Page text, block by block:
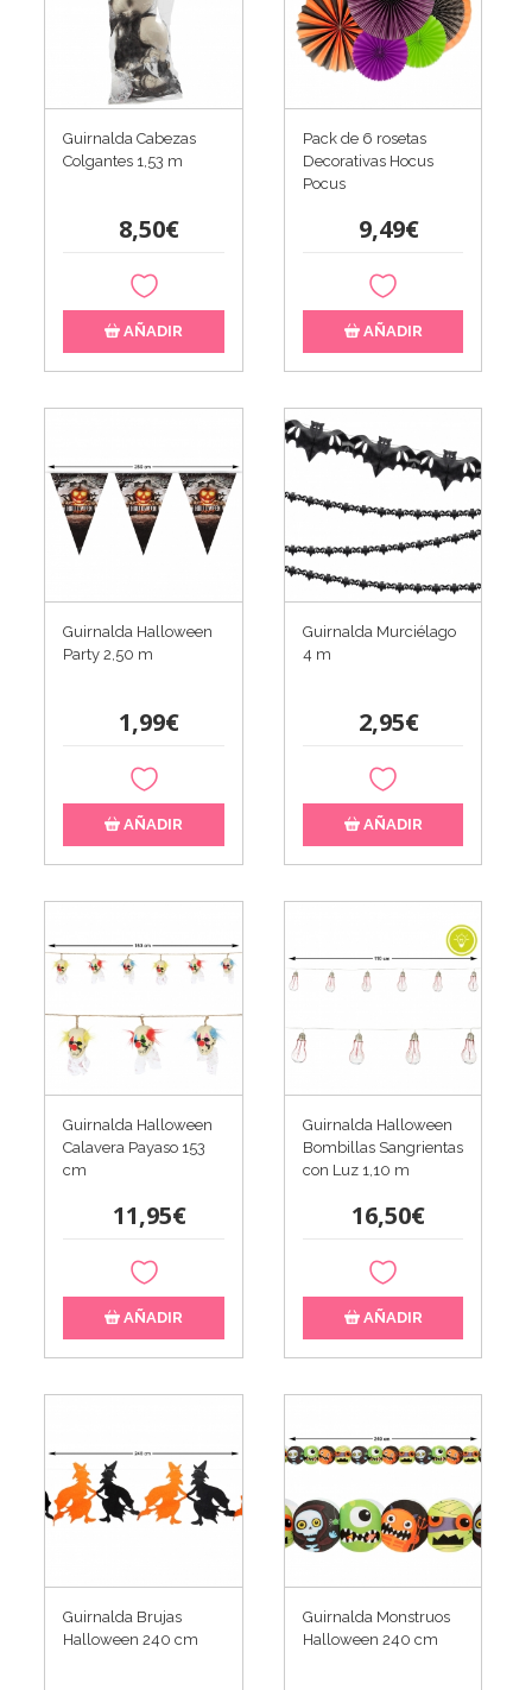
Guirnalda Cabezas
Colgantes 1,53 m
8,50€
AÑADIR
Pack de 6 rosetas
Decorativas Hocus
Pocus
9,49€
AÑADIR
Guirnalda Halloween
Party 2,50 m
1,99€
AÑADIR
Guirnalda Murciélago
4 m
2,95€
AÑADIR
Guirnalda Halloween
Calavera Payaso 153
cm
11,95€
AÑADIR
Guirnalda Halloween
Bombillas Sangrientas
con Luz 1,10 m
16,50€
AÑADIR
Guirnalda Brujas
Halloween 240 cm
Guirnalda Monstruos
Halloween 240 cm